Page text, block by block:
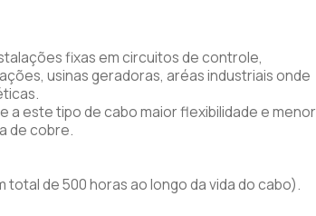
fixas em circuitos de controle,
usinas geradoras, aréas industriais onde
este tipo de cabo maior flexibilidade e menor
de cobre.
total de 500 horas ao longo da vida do cabo).